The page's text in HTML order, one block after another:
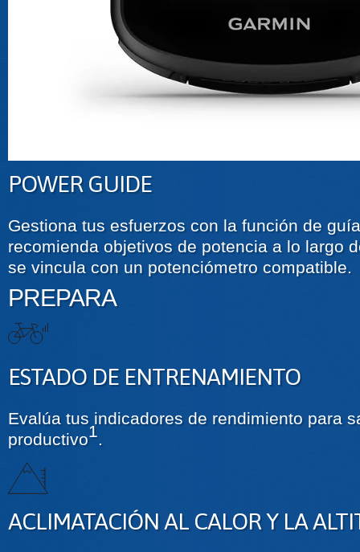
POWER GUIDE
Gestiona tus esfuerzos con la función de
recomienda objetivos de potencia a lo largo
se vincula con un potenciómetro compatible.
PREPARA
ESTADO DE ENTRENAMIENTO
Evalúa tus indicadores de rendimiento para
productivo1.
ACLIMATACIÓN AL CALOR Y LA